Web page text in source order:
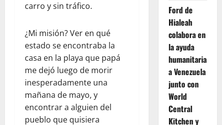
carro y sin tráfico.
¿Mi misión? Ver en qué
estado se encontraba la
casa en la playa que papá
me dejó luego de morir
inesperadamente una
mañana de mayo, y
encontrar a alguien del
pueblo que quisiera
Ford de
Hialeah
colabora en
la ayuda
humanitaria
a Venezuela
junto con
World
Central
Kitchen y